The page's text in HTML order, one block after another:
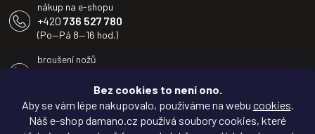
Bez cookies to není ono.
Aby se vám lépe nakupovalo, používáme na webu cookies.
Náš e-shop damano.cz používá soubory cookies, které
nákup na e-shopu
+420 736 527 780
(Po—Pá 8—16 hod.)
broušení nožů
(Po—Pá 8—16 hod.)
info@damano.cz